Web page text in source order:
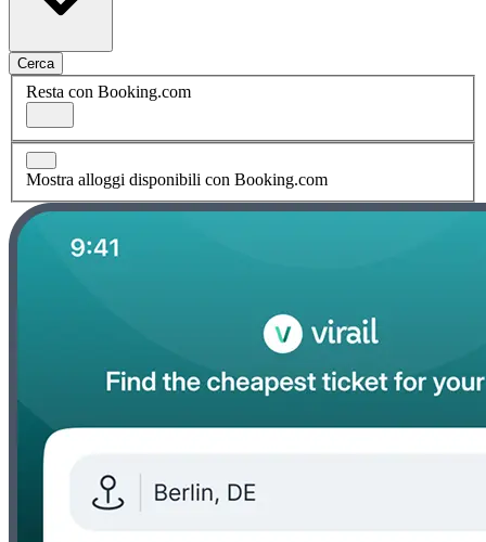
Cerca
Resta con Booking.com
Mostra alloggi disponibili con Booking.com